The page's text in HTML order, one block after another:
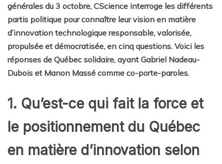
générales du 3 octobre, CScience interroge les différents
partis politique pour connaître leur vision en matière
d’innovation technologique responsable, valorisée,
propulsée et démocratisée, en cinq questions. Voici les
réponses de Québec solidaire, ayant Gabriel Nadeau-
Dubois et Manon Massé comme co-porte-paroles.
1. Qu’est-ce qui fait la force et
le positionnement du Québec
en matière d’innovation selon